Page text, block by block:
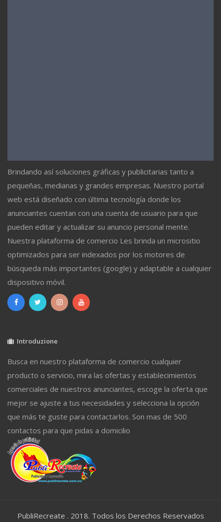
Brindando así soluciones gráficas y publicitarias tanto a
pequeñas, medianas y grandes empresas. Nuestro portal
web está diseñado con última tecnología donde los
anunciantes cuentan con una cuenta de usuario para que
pueden editar y actualizar su anuncio personal mente.
Nuestra plataforma de comercio Les brinda un micrositio
optimizados para ser indexados por los motores de
búsqueda más importantes (google) y adaptable a cualquier
dispositivo móvil.
Introduzione
Busca en nuestro plataforma de comercio cualquier
producto o servicio, mira las ofertas y establecimientos
comerciales de nuestros anunciantes, escoge la oferta que
mejor se ajuste a tus necesidades y selecciona la opción
que más te guste para contactarlos. Son mas de 500
contactos para que pidas a domicilio
PubliRecreate . 2018. Todos los Derechos Reservados